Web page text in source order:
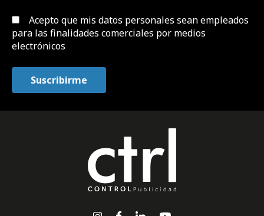
Acepto que mis datos personales sean empleados
para las finalidades comerciales por medios
electrónicos